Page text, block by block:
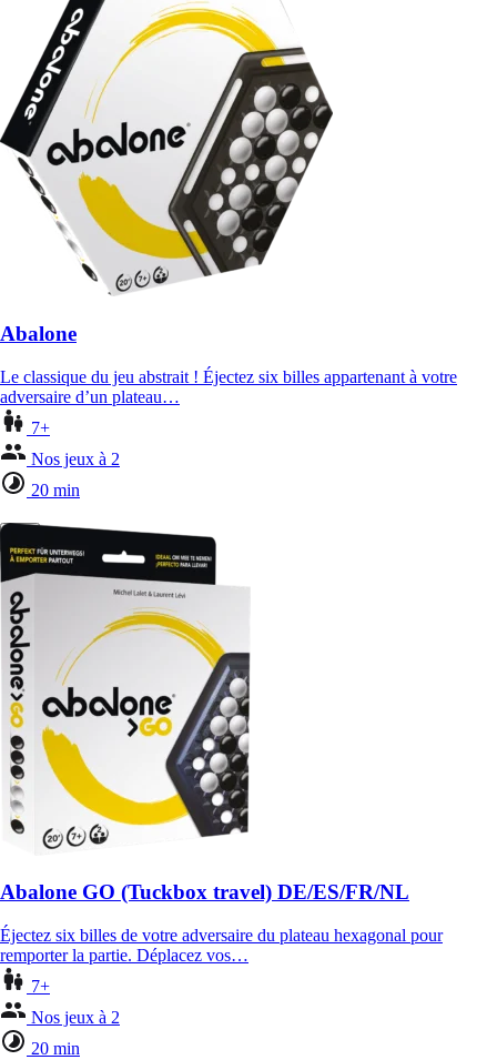
Abalone
Le classique du jeu abstrait ! Éjectez six billes appartenant à votre
adversaire d’un plateau…
7+
Nos jeux à 2
20 min
Abalone GO (Tuckbox travel) DE/ES/FR/NL
Éjectez six billes de votre adversaire du plateau hexagonal pour
remporter la partie. Déplacez vos…
7+
Nos jeux à 2
20 min